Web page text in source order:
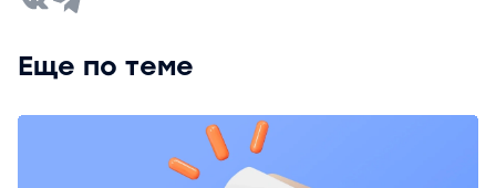
Еще по теме